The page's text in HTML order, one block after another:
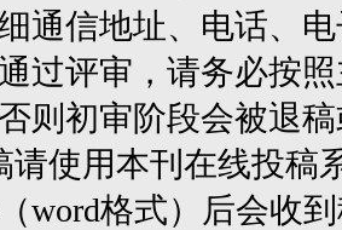
通信地址、电话、
过评审，请务必按
则初审阶段会被退
请使用本刊在线投稿
word格式）后会收